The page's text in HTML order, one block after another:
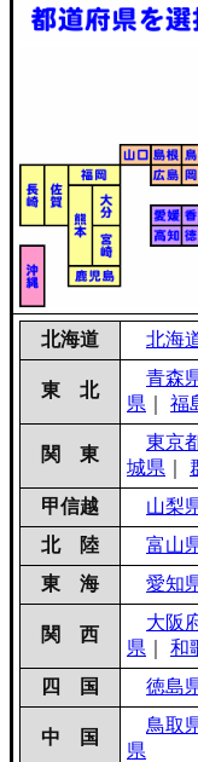
北海道 北海
東 北
青森
県
福
関 東
東京
城県
甲信越
山梨
北 陸
富山
東 海
愛知
関 西
大阪
県
和
四 国
徳島
中 国
鳥取
県